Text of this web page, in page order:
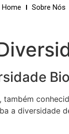
Home Sobre Nós
a diversidade